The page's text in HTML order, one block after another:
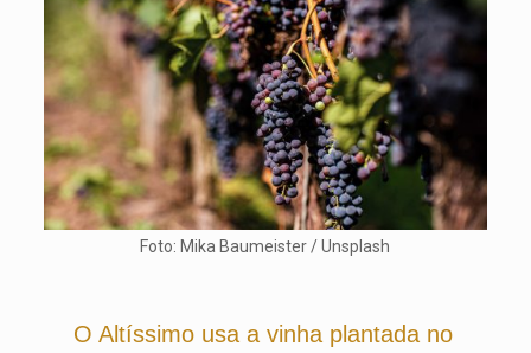
Foto: Mika Baumeister / Unsplash
O Altíssimo usa a vinha plantada no